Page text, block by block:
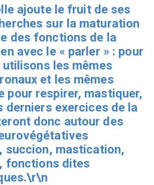
ajoute le fruit de ses
sur la maturation
des fonctions de la
avec le « parler » : pour
utilisons les mêmes
et les mêmes
pour respirer, mastiquer,
derniers exercices de la
donc autour des
succion, mastication,
fonctions dites